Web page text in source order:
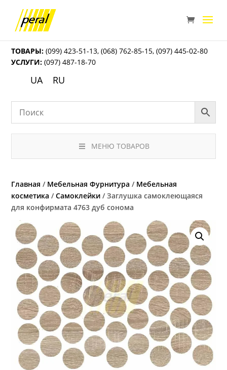
ТОВАРЫ: (099) 423-51-13,(068) 762-85-15,(097) 445-02-80
УСЛУГИ: (097) 487-18-70
UA RU
МЕНЮ ТОВАРОВ
Главная / Мебельная Фурнитура / Мебельная
косметика /Самоклейки / Заглушка самоклеющаяся
для конфирмата 4763 дуб сонома